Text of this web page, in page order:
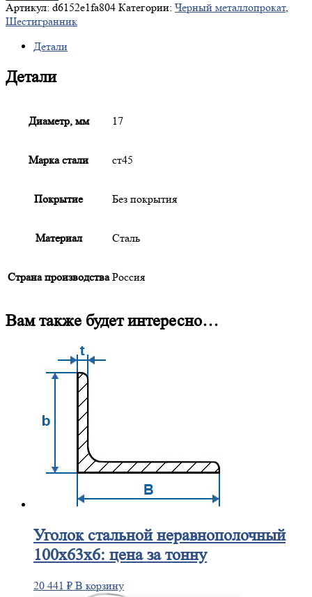
Артикул: d6152e1fa804 Категории: Черный металлопрокат,
Шестигранник
Детали
Детали
Диаметр, мм 17
Марка стали ст45
Покрытие Без покрытия
Материал Сталь
Страна производства Россия
Вам также будет интересно…
Уголокстальной неравнополочный
100х63х6: цена за тонну
20 441 ₽ В корзину